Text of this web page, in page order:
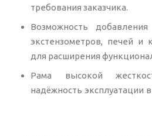
требования заказчика.
Возможность
экстензометров, печей и
для расширения
Рама высокой
надёжность эксплуатации